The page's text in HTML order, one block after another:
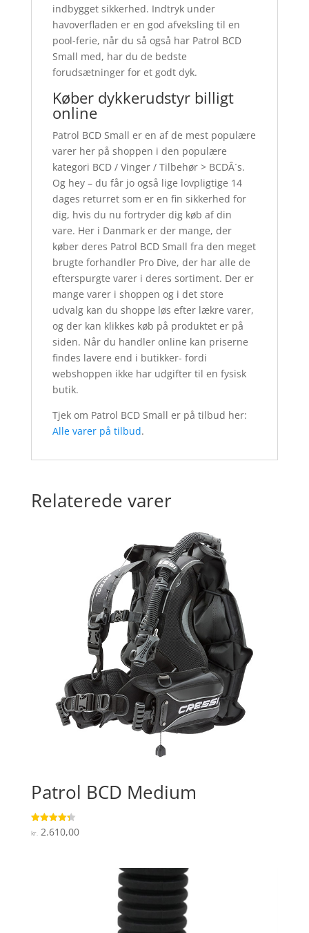
indbygget sikkerhed. Indtryk under
havoverfladen er en god afveksling til en
pool-ferie, når du så også har Patrol BCD
Small med, har du de bedste
forudsætninger for et godt dyk.
Køber dykkerudstyr billigt
online
Patrol BCD Small er en af de mest populære
varer her på shoppen i den populære
kategori BCD / Vinger / Tilbehør > BCDÂ´s.
Og hey – du får jo også lige lovpligtige 14
dages returret som er en fin sikkerhed for
dig, hvis du nu fortryder dig køb af din
vare. Her i Danmark er der mange, der
køber deres Patrol BCD Small fra den meget
brugte forhandler Pro Dive, der har alle de
efterspurgte varer i deres sortiment. Der er
mange varer i shoppen og i det store
udvalg kan du shoppe løs efter lækre varer,
og der kan klikkes køb på produktet er på
siden. Når du handler online kan priserne
findes lavere end i butikker- fordi
webshoppen ikke har udgifter til en fysisk
butik.
Tjek om Patrol BCD Small er på tilbud her:
Alle varer på tilbud.
Relaterede varer
Patrol BCD Medium
Vurderet
4.3
kr. 2.610,00